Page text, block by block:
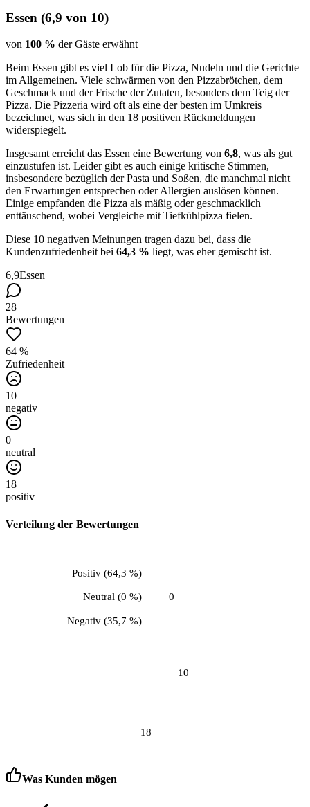
Essen (6,9 von 10)
von 100 % der Gäste erwähnt
Beim Essen gibt es viel Lob für die Pizza, Nudeln und die Gerichte
im Allgemeinen. Viele schwärmen von den Pizzabrötchen, dem
Geschmack und der Frische der Zutaten, besonders dem Teig der
Pizza. Die Pizzeria wird oft als eine der besten im Umkreis
bezeichnet, was sich in den 18 positiven Rückmeldungen
widerspiegelt.
Insgesamt erreicht das Essen eine Bewertung von 6,8, was als gut
einzustufen ist. Leider gibt es auch einige kritische Stimmen,
insbesondere bezüglich der Pasta und Soßen, die manchmal nicht
den Erwartungen entsprechen oder Allergien auslösen können.
Einige empfanden die Pizza als mäßig oder geschmacklich
enttäuschend, wobei Vergleiche mit Tiefkühlpizza fielen.
Diese 10 negativen Meinungen tragen dazu bei, dass die
Kundenzufriedenheit bei 64,3 % liegt, was eher gemischt ist.
6,9Essen
28
Bewertungen
64 %
Zufriedenheit
10
negativ
0
neutral
18
positiv
Verteilung der Bewertungen
10
Negativ(35,7 %)
0
Neutral(0 %)
18
Positiv(64,3 %)
Was Kunden mögen